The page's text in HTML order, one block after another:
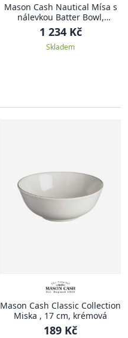
Mason Cash Nautical Mísa s
nálevkou Batter Bowl,
Nautical, 1.9 l, námořnická
modrá
1 234 Kč
Skladem
Mason Cash Classic Collection
Miska , 17 cm, krémová
189 Kč